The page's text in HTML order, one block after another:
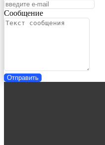
Сообщение
Отправить